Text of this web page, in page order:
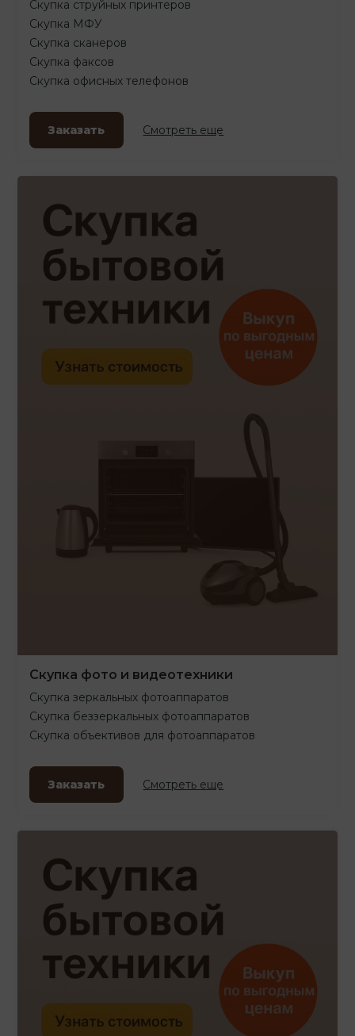
Скупка струйных принтеров
Скупка МФУ
Скупка сканеров
Скупка факсов
Скупка офисных телефонов
Заказать Смотреть еще
Скупка фото и видеотехники
Скупка зеркальных фотоаппаратов
Скупка беззеркальных фотоаппаратов
Скупка объективов для фотоаппаратов
Заказать Смотреть еще